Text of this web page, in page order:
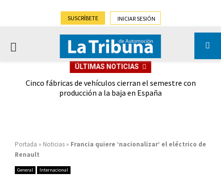
SUSCRÍBETE INICIAR SESIÓN
PRIMARY
ÚLTIMAS NOTICIAS
Cinco fábricas de vehículos cierran el semestre con
producción a la baja en España
Portada » Noticias » Francia quiere ‘nacionalizar’ el eléctrico de
Renault
General Internacional